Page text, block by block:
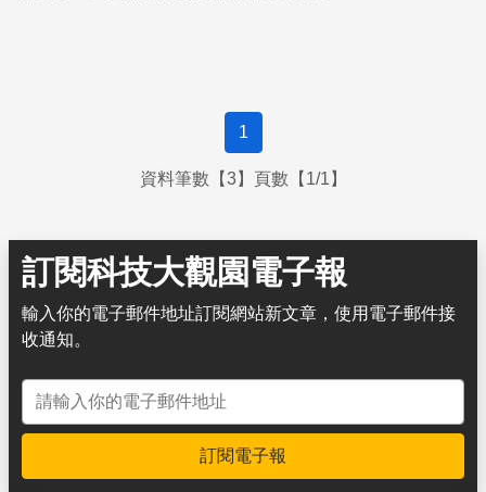
1
資料筆數【3】頁數【1/1】
訂閱科技大觀園電子報
輸入你的電子郵件地址訂閱網站新文章，使用電子郵件接
收通知。
電子郵件地址
訂閱電子報